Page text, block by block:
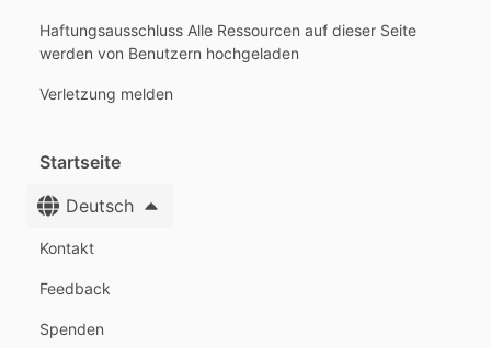
Haftungsausschluss Alle Ressourcen auf dieser Seite
werden von Benutzern hochgeladen
Verletzung melden
Startseite
Deutsch
Kontakt
Feedback
Spenden